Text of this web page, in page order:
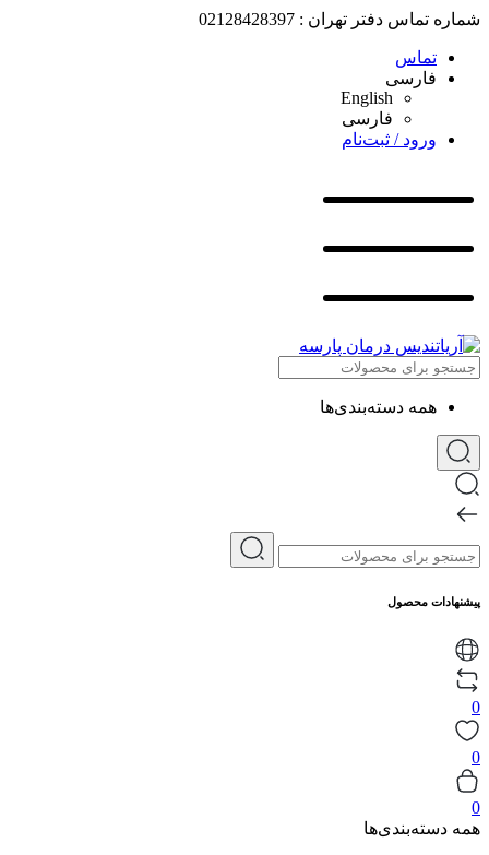
شماره تماس دفتر تهران : 02128428397
تماس
فارسی
English
فارسی
ورود / ثبت‌نام
همه دسته‌بندی‌ها
پیشنهادات محصول
0
0
0
همه دسته‌بندی‌ها